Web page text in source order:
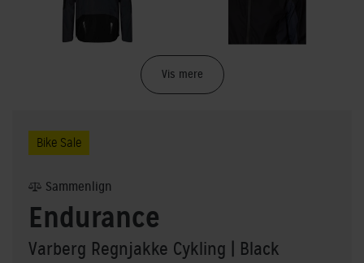
Vis mere
Bike Sale
Endurance
Varberg Regnjakke Cykling | Black
Sammenlign